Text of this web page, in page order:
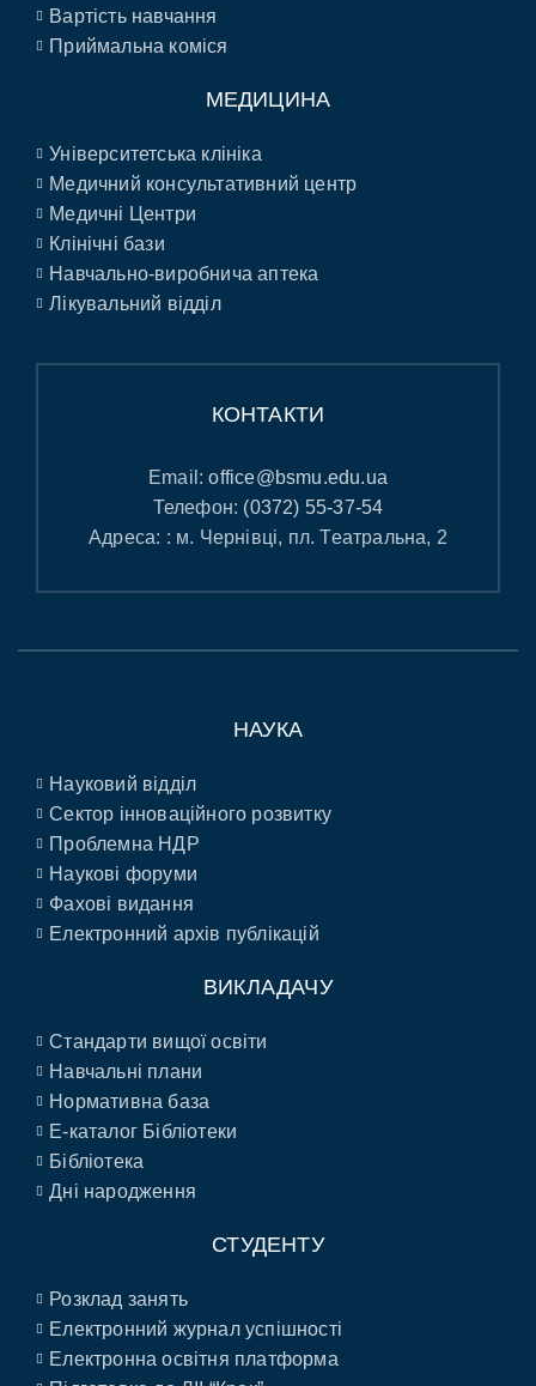
Вартість навчання
Приймальна коміся
МЕДИЦИНА
Університетська клініка
Медичний консультативний центр
Медичні Центри
Клінічні бази
Навчально-виробнича аптека
Лікувальний відділ
КОНТАКТИ
Email:office@bsmu.edu.ua
Телефон: (0372) 55-37-54
Адреса: : м. Чернівці, пл. Театральна, 2
НАУКА
Науковий відділ
Сектор інноваційного розвитку
Проблемна НДР
Наукові форуми
Фахові видання
Електронний архів публікацій
ВИКЛАДАЧУ
Стандарти вищої освіти
Навчальні плани
Нормативна база
E-каталог Бібліотеки
Бібліотека
Дні народження
СТУДЕНТУ
Розклад занять
Електронний журнал успішності
Електронна освітня платформа